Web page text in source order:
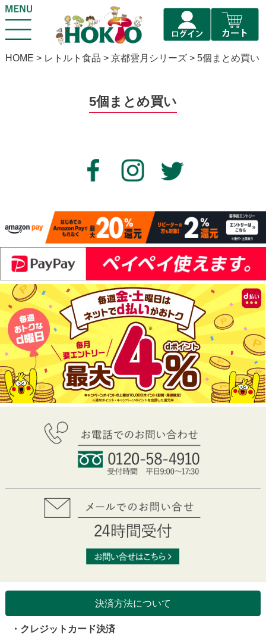
HOME レトルト食品 京都雲月シリーズ 5個まとめ買い
5個まとめ買い
決済方法について
・クレジットカード決済